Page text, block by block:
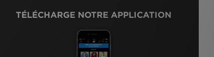
TÉLÉCHARGE NOTRE APPLICATION